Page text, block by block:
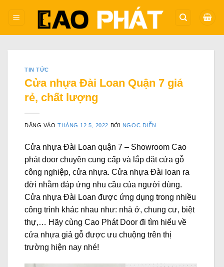
TIN TỨC
Cửa nhựa Đài Loan Quận 7 giá
rẻ, chất lượng
ĐĂNG VÀOTHÁNG 12 5, 2022 BỞI NGỌC DIỄN
Cửa nhựa Đài Loan quận 7 – Showroom Cao
phát door chuyên cung cấp và lắp đặt cửa gỗ
công nghiệp, cửa nhựa. Cửa nhựa Đài loan ra
đời nhằm đáp ứng nhu cầu của người dùng.
Cửa nhựa Đài Loan được ứng dụng trong nhiều
công trình khác nhau như: nhà ở, chung cư, biệt
thự,… Hãy cùng Cao Phát Door đi tìm hiểu về
cửa nhựa giả gỗ được ưu chuộng trên thị
trường hiện nay nhé!